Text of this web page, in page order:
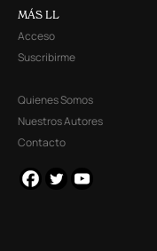
MÁS LL
Acceso
Suscribirme
Quienes Somos
Nuestros Autores
Contacto